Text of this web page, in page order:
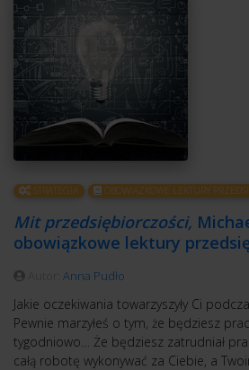
STRATEGIA OBOWIĄZKOWE LEKTURY
Mit przedsiębiorczości,
obowiązkowe lektury
Anna Pudło
Jakie oczekiwania towarzyszyły Ci
Pewnie marzyłeś o tym, że będziesz
tygodniowo… Że będziesz zatrudniał
całą robotę wykonywać za Ciebie, a